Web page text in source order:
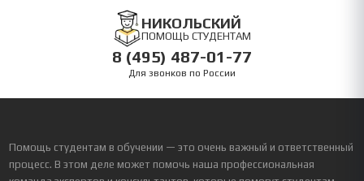
НИКОЛЬСКИЙ
ПОМОЩЬ СТУДЕНТАМ
8 (495) 487-01-77
Для звонков по России
Помощь студентам в обучении — это очень важный и ответственный
процесс. В этом деле может помочь наша профессиональная